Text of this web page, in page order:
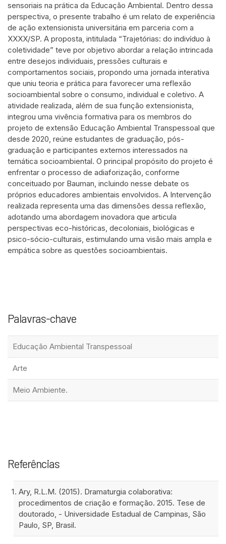
sensoriais na prática da Educação Ambiental. Dentro dessa
perspectiva, o presente trabalho é um relato de experiência
de ação extensionista universitária em parceria com a
XXXX/SP. A proposta, intitulada “Trajetórias: do indivíduo à
coletividade” teve por objetivo abordar a relação intrincada
entre desejos individuais, pressões culturais e
comportamentos sociais, propondo uma jornada interativa
que uniu teoria e prática para favorecer uma reflexão
socioambiental sobre o consumo, individual e coletivo. A
atividade realizada, além de sua função extensionista,
integrou uma vivência formativa para os membros do
projeto de extensão Educação Ambiental Transpessoal que
desde 2020, reúne estudantes de graduação, pós-
graduação e participantes externos interessados na
temática socioambiental. O principal propósito do projeto é
enfrentar o processo de adiaforização, conforme
conceituado por Bauman, incluindo nesse debate os
próprios educadores ambientais envolvidos. A Intervenção
realizada representa uma das dimensões dessa reflexão,
adotando uma abordagem inovadora que articula
perspectivas eco-históricas, decoloniais, biológicas e
psico-sócio-culturais, estimulando uma visão mais ampla e
empática sobre as questões socioambientais.
Palavras-chave
Educação Ambiental Transpessoal
Arte
Meio Ambiente.
Referências
Ary, R.L.M. (2015). Dramaturgia colaborativa:
procedimentos de criação e formação. 2015. Tese de
doutorado, - Universidade Estadual de Campinas, São
Paulo, SP, Brasil.